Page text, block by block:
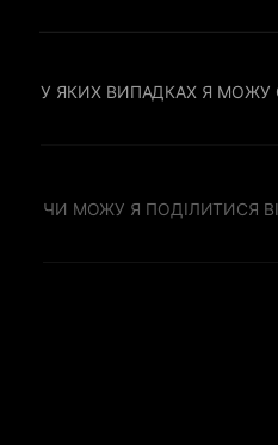
У ЯКИХ ВИПАДКАХ Я МОЖУ